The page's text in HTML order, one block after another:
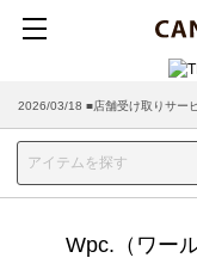
2026/03/18 ■店舗受け取りサー
Wpc.（ワー